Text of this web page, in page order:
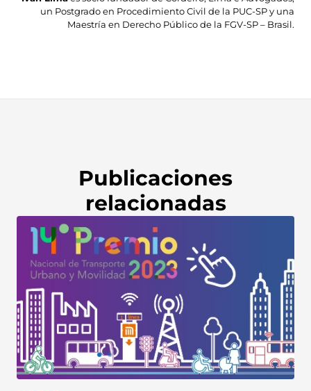
un Postgrado en Procedimiento Civil de la PUC-SP y una
Maestría en Derecho Público de la FGV-SP – Brasil.
Publicaciones
relacionadas